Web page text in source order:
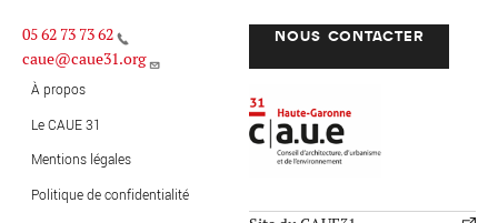
05 62 73 73 62
caue@caue31.org
NOUS CONTACTER
MENU PIED DE PAGE
À propos
Le CAUE 31
Mentions légales
Politique de confidentialité